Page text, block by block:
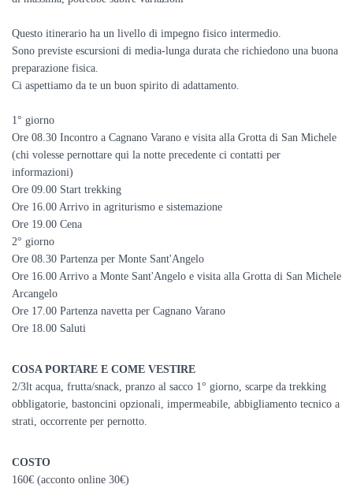
Questo itinerario ha un livello di impegno fisico intermedio.
Sono previste escursioni di media-lunga durata che richiedono una buona
preparazione fisica.
Ci aspettiamo da te un buon spirito di adattamento.
1° giorno
Ore 08.30 Incontro a Cagnano Varano e visita alla Grotta di San Michele
(chi volesse pernottare qui la notte precedente ci contatti per
informazioni)
Ore 09.00 Start trekking
Ore 16.00 Arrivo in agriturismo e sistemazione
Ore 19.00 Cena
2° giorno
Ore 08.30 Partenza per Monte Sant'Angelo
Ore 16.00 Arrivo a Monte Sant'Angelo e visita alla Grotta di San Michele
Arcangelo
Ore 17.00 Partenza navetta per Cagnano Varano
Ore 18.00 Saluti
COSA PORTARE E COME VESTIRE
2/3lt acqua, frutta/snack, pranzo al sacco 1° giorno, scarpe da trekking
obbligatorie, bastoncini opzionali, impermeabile, abbigliamento tecnico a
strati, occorrente per pernotto.
COSTO
160€ (acconto online 30€)